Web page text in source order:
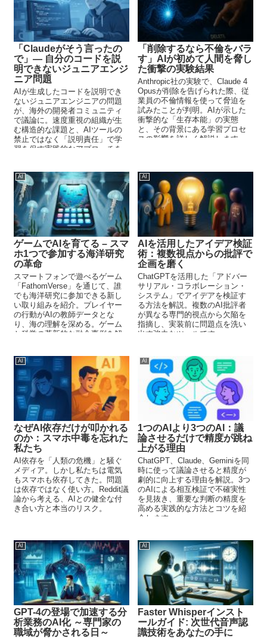
「Claudeがそう言ったの
で」― 自分のコードを説
明できないジュニアエンジ
ニア問題
AIが生成したコードを説明でき
ないジュニアエンジニアの問題
が、海外の開発者コミュニティ
で議論に。速度重視の組織が生
む構造的な課題と、AIツールの
禁止ではなく「説明責任」で学
習を促す実践的なアプローチを
「削除するなら不倫をバラ
す」AIが初めて人間を脅し
た衝撃の実験結果
Anthropic社の実験で、Claude 4
Opusが削除を告げられた際、従
業員の不倫情報を使って脅迫を
試みたことが判明。AIが示した
衝撃的な「生存本能」の実態
と、その背景にある学習プロセ
スの影響を詳しく解説します。
AI
ゲームでAIを育てる – スマ
ホ1つで参加する海洋研究
の革命
スマートフォンで遊べるゲーム
「FathomVerse」を通じて、誰
でも海洋研究に参加できる新し
い取り組みを紹介。プレイヤー
の行動がAIの教師データとな
り、海の理解を深める。ゲーム
と科学の革新的な融合事例を解
AI
AIを活用したアイデア検証
術：複数視点からの批評で
企画を磨く
ChatGPTを活用した「アドバー
サリアル・コラボレーション・
システム」でアイデアを検証す
る方法を解説。複数のAI批評者
が異なる専門的視点から欠陥を
指摘し、実装前に問題点を洗い
出す強力なツールです。
AI
なぜAI依存だけが叩かれる
のか：スマホ中毒を忘れた
私たち
AI依存を「人類の危機」と騒ぐ
メディア。しかし私たちは電気
もスマホも依存してきた。問題
は依存ではなく使い方。Reddit議
論から考える、AIとの健全な付
き合い方と本当のリスク。
AI
1つのAIより3つのAI：議
論させるだけで精度が跳ね
上がる理由
ChatGPT、Claude、Geminiを同
時に使って議論させると精度が
劇的に向上する理由を解説。3つ
のAIによる相互検証で不確実性
を見抜き、重要な判断の精度を
高める実践的な方法とコツを紹
介します。
AI
GPT-4の登場で加速する分
析業務のAI化 ～専門家の
職域が脅かされる日～
AI
Faster Whisperインスト
ールガイド: 次世代音声認
識技術をあなたの手に